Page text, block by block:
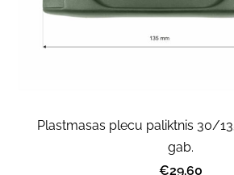
Plastmasas plecu paliktnis 30/
gab.
€29.60